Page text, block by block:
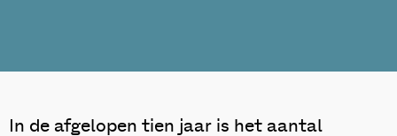
In de afgelopen tien jaar is het aantal